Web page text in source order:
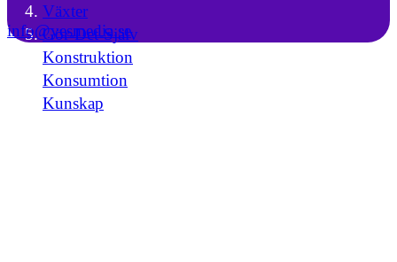
Växter
Gör-Det-Själv
Konstruktion
Konsumtion
Kunskap
info@yesmedia.se